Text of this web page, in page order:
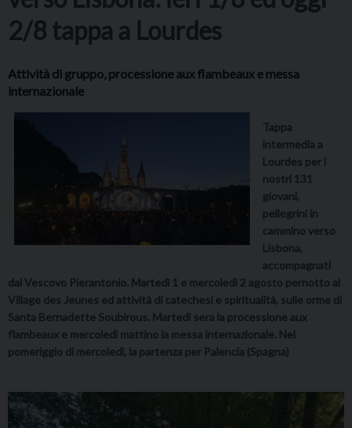
2/8 tappa a Lourdes
Attività di gruppo, processione aux flambeaux e messa
internazionale
Tappa
intermedia a
Lourdes per i
nostri 131
giovani,
pellegrini in
cammino verso
Lisbona,
accompagnati
dal Vescovo Pierantonio. Martedì 1 e mercoledì 2 agosto pernotto al
Village des Jeunes ed attività di catechesi e spiritualità, sulle orme di
Santa Bernadette Soubirous. Martedì sera la processione aux
flambeaux e mercoledì mattino la messa internazionale. Nel
pomeriggio di mercoledì, la partenza per Palencia (Spagna)